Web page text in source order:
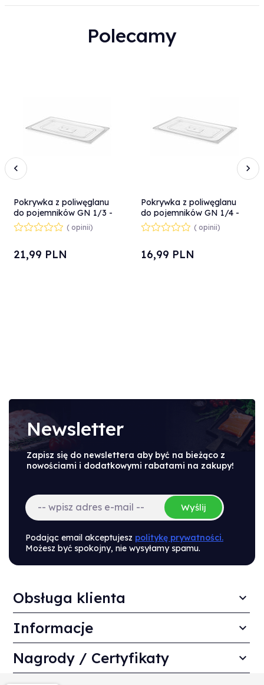
Polecamy
Pokrywka z poliwęglanu
do pojemników GN 1/3 -
Hendi 864135 ( opinii)
21,99 PLN
Pokrywka z poliwęglanu
do pojemników GN 1/4 -
Hendi 864142 ( opinii)
16,99 PLN
Newsletter
Zapisz się do newslettera aby być na bieżąco z
nowościami i dodatkowymi rabatami na zakupy!
Wyślij
Podając email akceptujesz politykę prywatności.
Możesz być spokojny, nie wysyłamy spamu.
Obsługa klienta
Informacje
Nagrody / Certyfikaty